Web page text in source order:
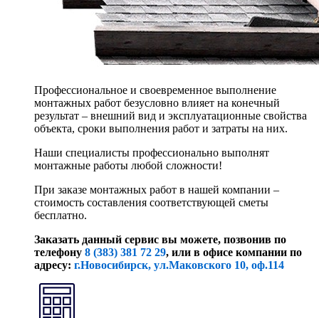
Профессиональное и своевременное выполнение
монтажных работ безусловно влияет на конечный
результат – внешний вид и эксплуатационные свойства
объекта, сроки выполнения работ и затраты на них.
Наши специалисты профессионально выполнят
монтажные работы любой сложности!
При заказе монтажных работ в нашей компании –
стоимость составления соответствующей сметы
бесплатно.
Заказать данный сервис вы можете, позвонив по
телефону 8 (383) 381 72 29, или в офисе компании по
адресу: г.Новосибирск, ул.Маковского 10, оф.114